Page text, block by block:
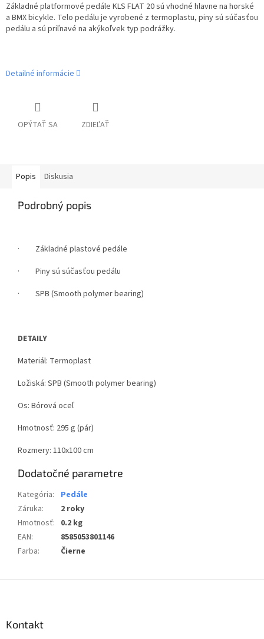
Základné platformové pedále KLS FLAT 20 sú vhodné hlavne na horské
a BMX bicykle. Telo pedálu je vyrobené z termoplastu, piny sú súčasťou
pedálu a sú priľnavé na akýkoľvek typ podrážky.
Detailné informácie
OPÝTAŤ SA ZDIEĽAŤ
Popis Diskusia
Podrobný popis
· Základné plastové pedále
· Piny sú súčasťou pedálu
· SPB (Smooth polymer bearing)
DETAILY
Materiál: Termoplast
Ložiská: SPB (Smooth polymer bearing)
Os: Bórová oceľ
Hmotnosť: 295 g (pár)
Rozmery: 110x100 cm
Dodatočné parametre
Kategória:
Pedále
Záruka:
2 roky
Hmotnosť: 0.2 kg
EAN:
8585053801146
Farba: Čierne
Kontakt